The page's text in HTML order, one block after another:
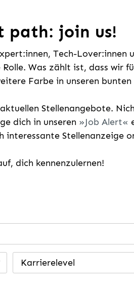
path: join us!
Tech-Lover:innen
Was zählt ist, dass wir
Farbe in unseren bunten
Stellenangebote.
dich in unseren Job Alert
interessante Stellenanzeige
dich kennenzulernen!
Karrierelevel